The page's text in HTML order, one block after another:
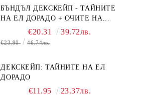
БЪНДЪЛ ДЕКСКЕЙП - ТАЙНИТЕ
НА ЕЛ ДОРАДО + ОЧИТЕ НА
ДРАКОНА€20.31 39.72лв.
€23.90 46.74лв.
ДЕКСКЕЙП: ТАЙНИТЕ НА ЕЛ
ДОРАДО
€11.95 23.37лв.